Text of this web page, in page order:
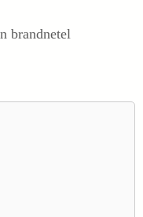
brandnetel